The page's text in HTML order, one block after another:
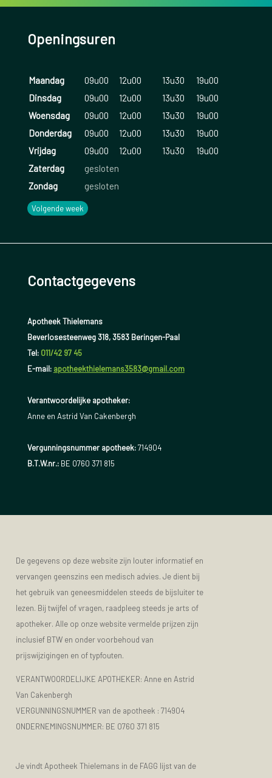
Openingsuren
Maandag 09u00 12u00 13u30
19u00
Dinsdag
09u00 12u00 13u30
19u00
Woensdag
09u00 12u00 13u30
19u00
Donderdag
09u00 12u00 13u30
19u00
Vrijdag
09u00 12u00 13u30
19u00
Zaterdag
gesloten
Zondag
gesloten
Volgende week
Contactgegevens
Apotheek Thielemans
Beverlosesteenweg 318, 3583 Beringen-Paal
Tel: 011/42 97 45
E-mail: apotheekthielemans3583@gmail.com
Verantwoordelijke apotheker:
Anne en Astrid Van Cakenbergh
Vergunningsnummer apotheek: 714904
B.T.W.nr.:BE 0760 371 815
De gegevens op deze website zijn louter informatief en
vervangen geenszins een medisch advies. Je dient bij
het gebruik van geneesmiddelen steeds de bijsluiter te
lezen. Bij twijfel of vragen, raadpleeg steeds je arts of
apotheker. Alle op onze website vermelde prijzen zijn
inclusief BTW en onder voorbehoud van
prijswijzigingen en of typfouten.
VERANTWOORDELIJKE APOTHEKER: Anne en Astrid
Van Cakenbergh
VERGUNNINGSNUMMER van de apotheek : 714904
ONDERNEMINGSNUMMER: BE 0760 371 815
Je vindt Apotheek Thielemans in de FAGG lijst van de